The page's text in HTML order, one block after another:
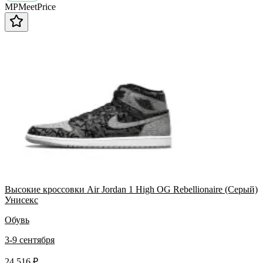
MPMeetPrice
Высокие кроссовки Air Jordan 1 High OG Rebellionaire (Серый)
Унисекс
Обувь
3-9 сентября